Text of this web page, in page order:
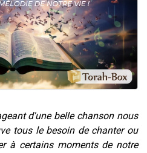
d'une belle chanson nous
tous le besoin de chanter ou
à certains moments de notre